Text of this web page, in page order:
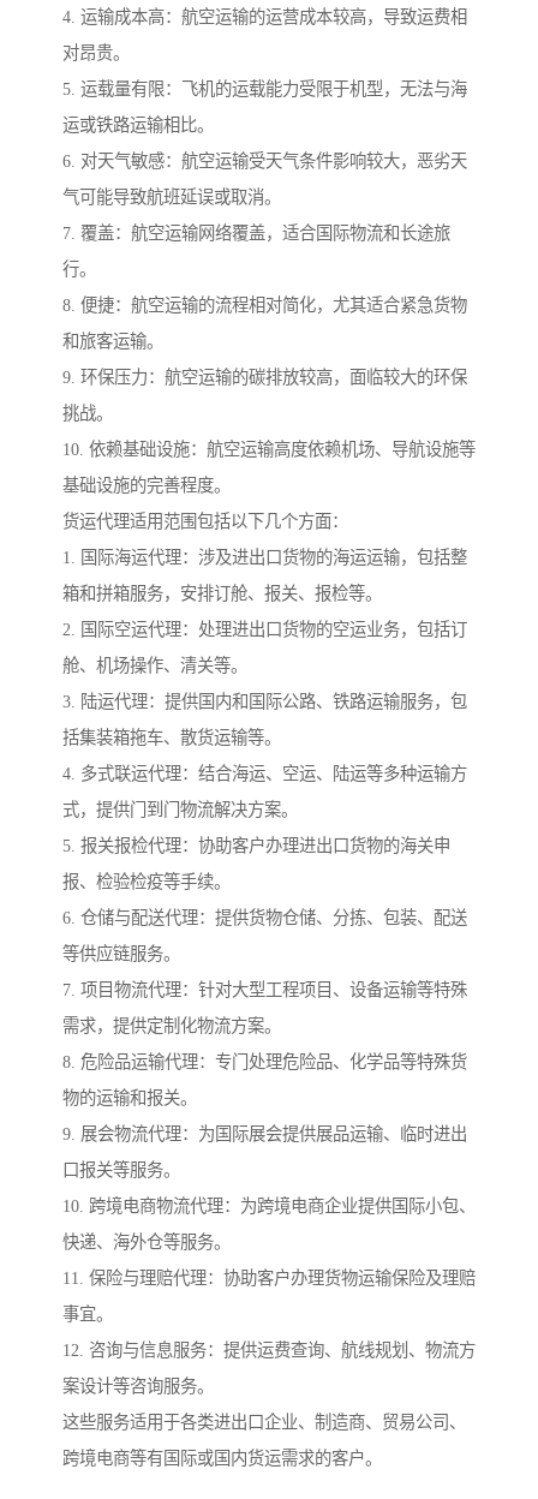
4. 运输成本高：航空运输的运营成本较高，导致运费相
对昂贵。
5. 运载量有限：飞机的运载能力受限于机型，无法与海
运或铁路运输相比。
6. 对天气敏感：航空运输受天气条件影响较大，恶劣天
气可能导致航班延误或取消。
7. 覆盖：航空运输网络覆盖，适合国际物流和长途旅
行。
8. 便捷：航空运输的流程相对简化，尤其适合紧急货物
和旅客运输。
9. 环保压力：航空运输的碳排放较高，面临较大的环保
挑战。
10. 依赖基础设施：航空运输高度依赖机场、导航设施等
基础设施的完善程度。
货运代理适用范围包括以下几个方面：
1. 国际海运代理：涉及进出口货物的海运运输，包括整
箱和拼箱服务，安排订舱、报关、报检等。
2. 国际空运代理：处理进出口货物的空运业务，包括订
舱、机场操作、清关等。
3. 陆运代理：提供国内和国际公路、铁路运输服务，包
括集装箱拖车、散货运输等。
4. 多式联运代理：结合海运、空运、陆运等多种运输方
式，提供门到门物流解决方案。
5. 报关报检代理：协助客户办理进出口货物的海关申
报、检验检疫等手续。
6. 仓储与配送代理：提供货物仓储、分拣、包装、配送
等供应链服务。
7. 项目物流代理：针对大型工程项目、设备运输等特殊
需求，提供定制化物流方案。
8. 危险品运输代理：专门处理危险品、化学品等特殊货
物的运输和报关。
9. 展会物流代理：为国际展会提供展品运输、临时进出
口报关等服务。
10. 跨境电商物流代理：为跨境电商企业提供国际小包、
快递、海外仓等服务。
11. 保险与理赔代理：协助客户办理货物运输保险及理赔
事宜。
12. 咨询与信息服务：提供运费查询、航线规划、物流方
案设计等咨询服务。
这些服务适用于各类进出口企业、制造商、贸易公司、
跨境电商等有国际或国内货运需求的客户。